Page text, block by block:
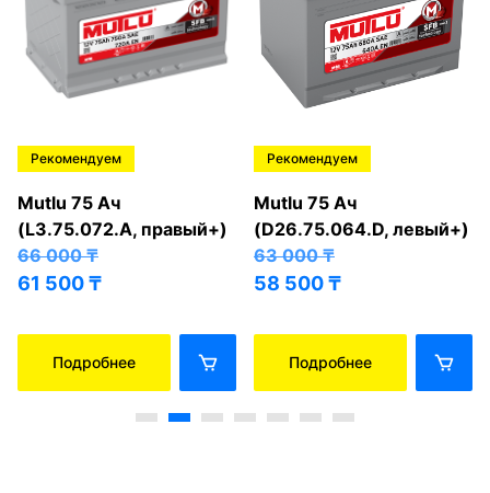
Рекомендуем
Mutlu 75 Ач
(L3.75.072.A, правый+)
66 000₸
61 500₸
Подробнее
Рекомендуем
Mutlu 75 Ач
(D26.75.064.D, левый+)
63 000₸
58 500₸
Подробнее